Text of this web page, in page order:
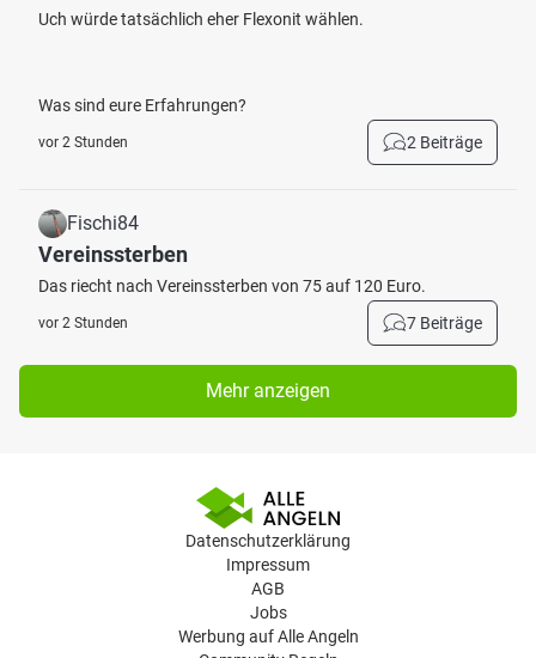
Uch würde tatsächlich eher Flexonit wählen.
Was sind eure Erfahrungen?
vor 2 Stunden 2 Beiträge
Fischi84
Vereinssterben
Das riecht nach Vereinssterben von 75 auf 120 Euro.
vor 2 Stunden 7 Beiträge
Mehr anzeigen
Datenschutzerklärung
Impressum
AGB
Jobs
Werbung auf Alle Angeln